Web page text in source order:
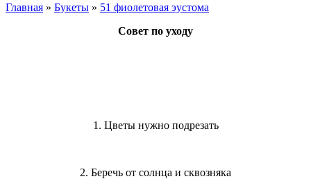
Главная » Букеты » 51 фиолетовая эустома
Совет по уходу
1. Цветы нужно подрезать
2. Беречь от солнца и сквозняка